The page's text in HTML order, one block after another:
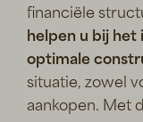
financiële
helpen u bij het
optimale
situatie, zowel
aankopen. Met